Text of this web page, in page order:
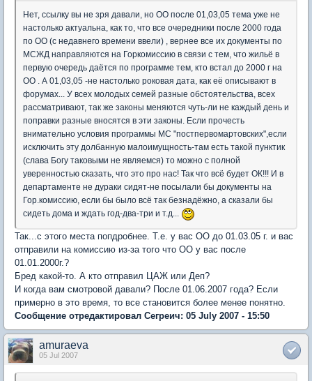
Нет, ссылку вы не зря давали, но ОО после 01,03,05 тема уже не
настолько актуальна, как то, что все очередники после 2000 года
по ОО (с недавнего времени ввели) , вернее все их документы по
МСЖД направляются на Горкомиссию в связи с тем, что жильё в
первую очередь даётся по программе тем, кто встал до 2000 г на
ОО . А 01,03,05 -не настолько роковая дата, как её описывают в
форумах... У всех молодых семей разные обстоятельства, всех
рассматривают, так же законы меняются чуть-ли не каждый день и
поправки разные вносятся в эти законы. Если прочесть
внимательно условия программы МС "постпервомартовских",если
исключить эту долбанную малоимущность-там есть такой пунктик
(слава Богу таковыми не являемся) то можно с полной
уверенностью сказать, что это про нас! Так что всё будет ОК!!! И в
департаменте не дураки сидят-не посылали бы документы на
Гор.комиссию, если бы было всё так безнадёжно, а сказали бы
сидеть дома и ждать год-два-три и т.д...
Так...с этого места попдробнее. Т.е. у вас ОО до 01.03.05 г. и вас
отправили на комиссию из-за того что ОО у вас после
01.01.2000г.?
Бред какой-то. А кто отправил ЦАЖ или Деп?
И когда вам смотровой давали? После 01.06.2007 года? Если
примерно в это время, то все становится более менее понятно.
Сообщение отредактировал Сегреич: 05 July 2007 - 15:50
amuraeva
05 Jul 2007